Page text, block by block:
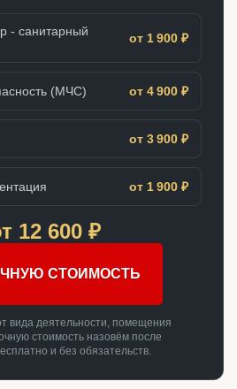
- санитарный
от 1 900 ₽
(МЧС) от 4 900 ₽
от 3 900 ₽
от 1 900 ₽
12 600 ₽
СТОИМОСТЬ
вида деятельности, помещения
стоимость назовём после
и без обязательств.